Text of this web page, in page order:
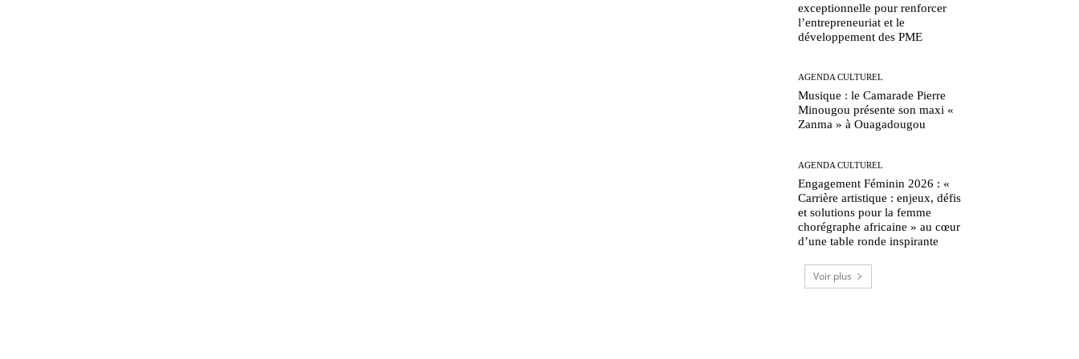
exceptionnelle pour renforcer
l’entrepreneuriat et le
développement des PME
AGENDA CULTUREL
Musique : le Camarade Pierre
Minougou présente son maxi «
Zanma » à Ouagadougou
AGENDA CULTUREL
Engagement Féminin 2026 : «
Carrière artistique : enjeux, défis
et solutions pour la femme
chorégraphe africaine » au cœur
d’une table ronde inspirante
Voir plus